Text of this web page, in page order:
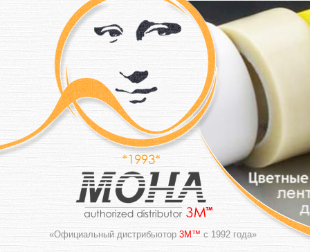
«Официальный дистрибьютор 3M™ с 1992 года»